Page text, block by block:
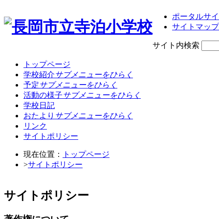
ポータルサ
サイトマップ
サイト内検索
トップページ
学校紹介サブメニューをひらく
予定サブメニューをひらく
活動の様子サブメニューをひらく
学校日記
おたより サブメニューをひらく
リンク
サイトポリシー
現在位置：
トップページ
>サイトポリシー
サイトポリシー